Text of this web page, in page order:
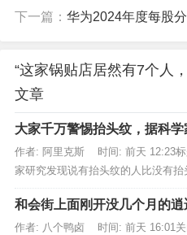
下一篇： 华为2024年度每股
“这家锅贴店居然有7个人
文章
大家千万警惕抬头纹，据科
作者: 阿里克斯 时间: 前天 12:23标
家研究发现说有抬头纹的人比没有
纹说明经常思考问题，要比傻傻的
和会街上面刚开没几个月的逍
作者: 八个鸭卤 时间: 前天 16:01